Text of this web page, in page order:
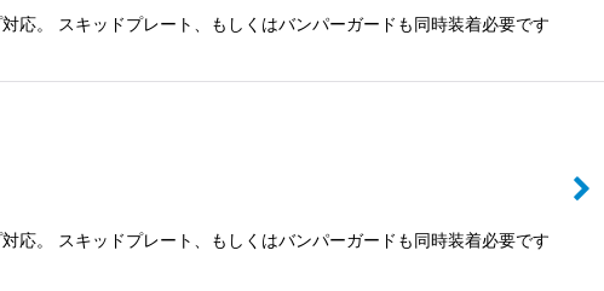
。 スキッドプレート、もしくはバンパーガードも同時装着必要です
。 スキッドプレート、もしくはバンパーガードも同時装着必要です